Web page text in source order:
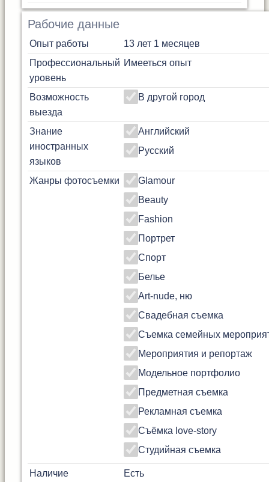
Рабочие данные
Опыт работы
13 лет 1 месяцев
Профессиональный
уровень
Имееться опыт
Возможность
выезда
В другой город
Знание
иностранных
языков
Английский
Русский
Жанры фотосъемки
Glamour
Beauty
Fashion
Портрет
Спорт
Белье
Art-nude, ню
Свадебная съемка
Съемка семейных
Мероприятия и репортаж
Модельное портфолио
Предметная съемка
Рекламная съемка
Съёмка love-story
Студийная съемка
Наличие
Есть